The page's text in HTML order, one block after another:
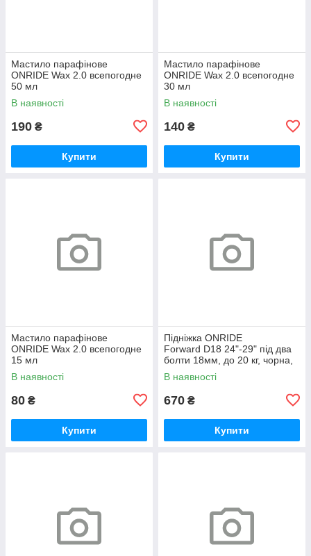
Мастило парафінове
ONRIDE Wax 2.0 всепогодне
50 мл
В наявності
190 ₴
Купити
Мастило парафінове
ONRIDE Wax 2.0 всепогодне
30 мл
В наявності
140 ₴
Купити
Мастило парафінове
ONRIDE Wax 2.0 всепогодне
15 мл
В наявності
80 ₴
Купити
Підніжка ONRIDE
Forward D18 24"-29" під два
болти 18мм, до 20 кг, чорна,
polybag
В наявності
670 ₴
Купити